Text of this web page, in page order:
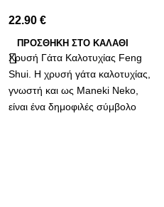
22.90 €
ΠΡΟΣΘΉΚΗ ΣΤΟ ΚΑΛΆΘΙ
Χρυσή Γάτα Καλοτυχίας Feng
Shui. Η χρυσή γάτα καλοτυχίας,
γνωστή και ως Maneki Neko,
είναι ένα δημοφιλές σύμβολο